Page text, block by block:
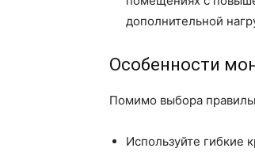
дополнительной
Особенности
Помимо выбора
Используйте гибкие